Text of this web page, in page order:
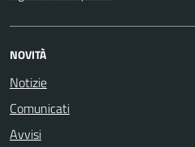
NOVITÀ
Notizie
Comunicati
Avvisi